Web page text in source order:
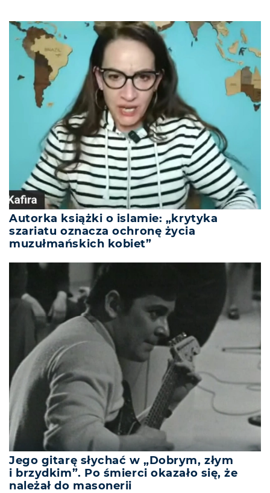
Autorka książki o islamie: „krytyka
szariatu oznacza ochronę życia
muzułmańskich kobiet”
Jego gitarę słychać w „Dobrym, złym
i brzydkim”. Po śmierci okazało się, że
należał do masonerii